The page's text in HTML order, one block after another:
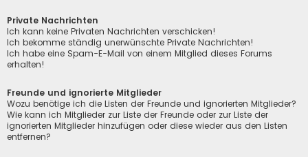
Private Nachrichten
Ich kann keine Privaten Nachrichten verschicken!
Ich bekomme ständig unerwünschte Private Nachrichten!
Ich habe eine Spam-E-Mail von einem Mitglied dieses Forums
erhalten!
Freunde und ignorierte Mitglieder
Wozu benötige ich die Listen der Freunde und ignorierten Mitglieder?
Wie kann ich Mitglieder zur Liste der Freunde oder zur Liste der
ignorierten Mitglieder hinzufügen oder diese wieder aus den Listen
entfernen?